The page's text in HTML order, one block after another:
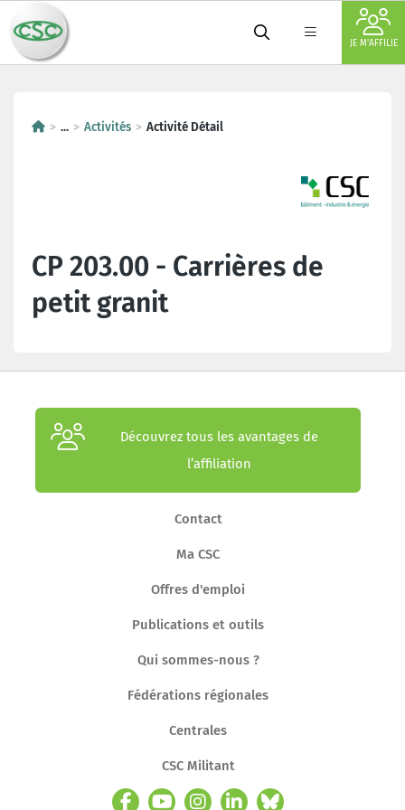
JE M'AFFILIE
... Activités Activité Détail
CP 203.00 - Carrières de
petit granit
Découvrez tous les avantages de
l’affiliation
Contact
Ma CSC
Offres d'emploi
Publications et outils
Qui sommes-nous ?
Fédérations régionales
Centrales
CSC Militant